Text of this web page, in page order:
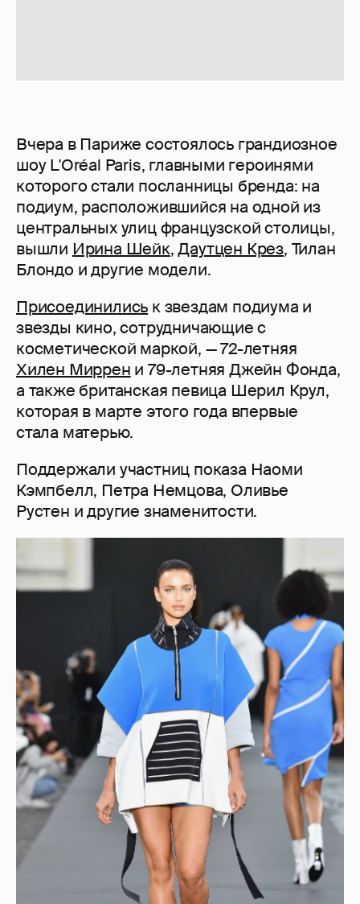
Вчера в Париже состоялось грандиозное
шоу L'Oréal Paris, главными героинями
которого стали посланницы бренда: на
подиум, расположившийся на одной из
центральных улиц французской столицы,
вышли Ирина Шейк,Даутцен Крез, Тилан
Блондо и другие модели.
Присоединились к звездам подиума и
звезды кино, сотрудничающие с
косметической маркой, — 72-летняя
Хилен Миррен и 79-летняя Джейн Фонда,
а также британская певица Шерил Крул,
которая в марте этого года впервые
стала матерью.
Поддержали участниц показа Наоми
Кэмпбелл, Петра Немцова, Оливье
Рустен и другие знаменитости.